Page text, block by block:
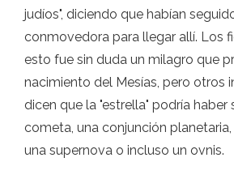
judíos", diciendo que habían
conmovedora para llegar allí. Los
esto fue sin duda un milagro que
nacimiento del Mesías, pero otros
dicen que la "estrella" podría haber
cometa, una conjunción planetaria,
una supernova o incluso un ovnis.